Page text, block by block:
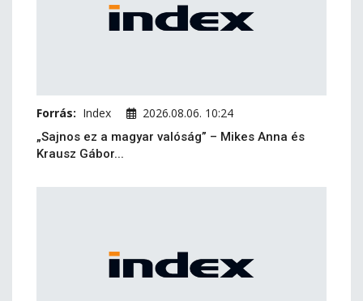
Forrás: Index 2026.08.06. 10:24
„Sajnos ez a magyar valóság” – Mikes Anna és
Krausz Gábor...